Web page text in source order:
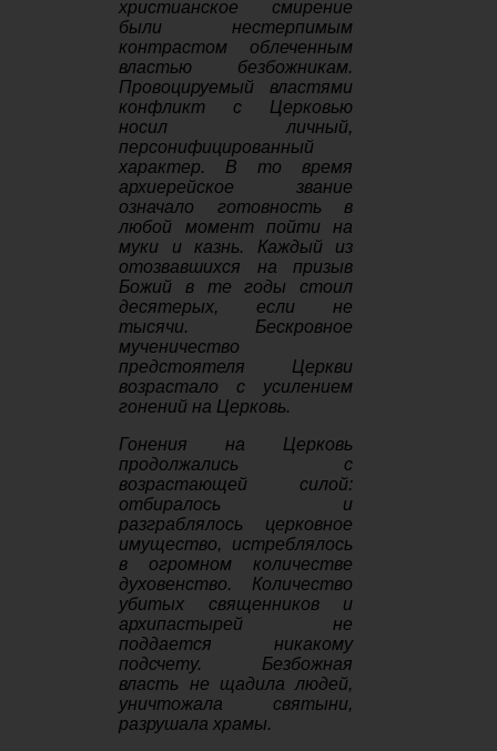
христианское смирение
были нестерпимым
контрастом облеченным
властью безбожникам.
Провоцируемый властями
конфликт с Церковью
носил личный,
персонифицированный
характер. В то время
архиерейское звание
означало готовность в
любой момент пойти на
муки и казнь. Каждый из
отозвавшихся на призыв
Божий в те годы стоил
десятерых, если не
тысячи. Бескровное
мученичество
предстоятеля Церкви
возрастало с усилением
гонений на Церковь.
Гонения на Церковь
продолжались с
возрастающей силой:
отбиралось и
разграблялось церковное
имущество, истреблялось
в огромном количестве
духовенство. Количество
убитых священников и
архипастырей не
поддается никакому
подсчету. Безбожная
власть не щадила людей,
уничтожала святыни,
разрушала храмы.